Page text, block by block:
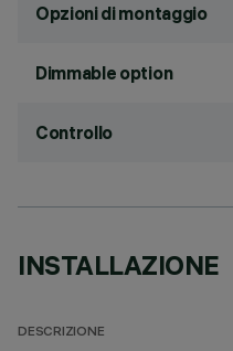
Opzioni di montaggio
Dimmable option
Controllo
INSTALLAZIONE
DESCRIZIONE